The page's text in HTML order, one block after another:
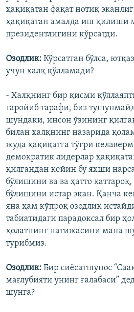
ҳақиқатан фақат нотиқ
ҳақиқатан амалда иш қилиши
президентлигини кўрсатди.
Озодлик: Кўрсатган бўлса,
учун халқ қўлламади?
- Халқнинг бир қисми
ғаройиб тарафи, биз
шундаки, инсон ўзининг
билан халқнинг назарида
жуда ҳақиқатга тўғри
демократик лидерлар
қилгандан кейин бу яхши
бўлишини ва ва ҳатто
бўлишини истар экан. Қанча
яна ҳам кўпроқ озодлик
табиатидаги парадоксал бир
ҳолатнинг натижасини мана
турибмиз.
Озодлик: Бир сиëсатшунос
мағлубияти унинг ғалабаси”
шунга?